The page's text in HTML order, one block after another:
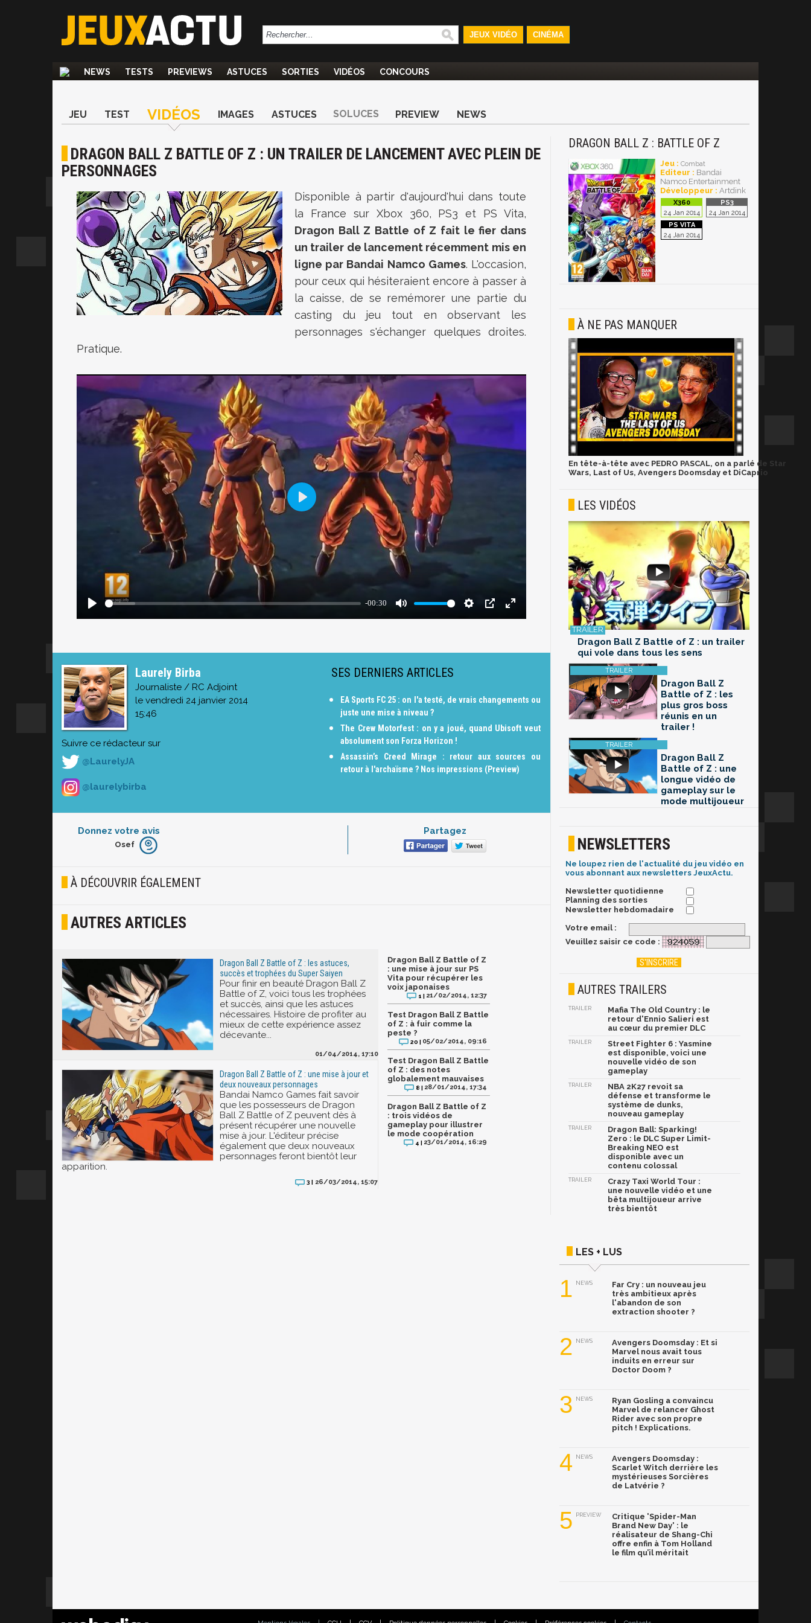
JEUX VIDÉO CINÉMA
NEWS TESTS PREVIEWS ASTUCES SORTIES VIDÉOS CONCOURS
JEU TEST VIDÉOS IMAGES ASTUCES SOLUCES PREVIEW NEWS
DRAGON BALL Z BATTLE OF Z : UN TRAILER DE LANCEMENT AVEC PLEIN DE
PERSONNAGES
Disponible à partir d'aujourd'hui dans toute
la France sur Xbox 360, PS3 et PS Vita,
Dragon Ball Z Battle of Z fait le fier dans
un trailer de lancement récemment mis en
ligne par Bandai Namco Games. L'occasion,
pour ceux qui hésiteraient encore à passer à
la caisse, de se remémorer une partie du
casting du jeu tout en observant les
personnages s'échanger quelques droites.
Pratique.
Laurely Birba
Journaliste / RC Adjoint
le vendredi 24 janvier 2014
15:46
Suivre ce rédacteur sur
@LaurelyJA
@laurelybirba
SES DERNIERS ARTICLES
EA Sports FC 25 : on l'a testé, de vrais changements ou
juste une mise à niveau ?
The Crew Motorfest : on y a joué, quand Ubisoft veut
absolument son Forza Horizon !
Assassin’s Creed Mirage : retour aux sources ou
retour à l'archaïsme ? Nos impressions (Preview)
Donnez votre avis
Furieux
Joyeux
Osef
Partagez
À DÉCOUVRIR ÉGALEMENT
AUTRES ARTICLES
Dragon Ball Z Battle of Z : les astuces,
succès et trophées du Super Saiyen
Pour finir en beauté Dragon Ball Z
Battle of Z, voici tous les trophées
et succès, ainsi que les astuces
nécessaires. Histoire de profiter au
mieux de cette expérience assez
décevante...
01/04/2014, 17:10
Dragon Ball Z Battle of Z : une mise à jour et
deux nouveaux personnages
Bandai Namco Games fait savoir
que les possesseurs de Dragon
Ball Z Battle of Z peuvent dès à
présent récupérer une nouvelle
mise à jour. L'éditeur précise
également que deux nouveaux
personnages feront bientôt leur
apparition.
3 | 26/03/2014, 15:07
Dragon Ball Z Battle of Z
: une mise à jour sur PS
Vita pour récupérer les
voix japonaises
1 | 21/02/2014, 12:37
Test Dragon Ball Z Battle
of Z : à fuir comme la
peste ?
20 | 05/02/2014, 09:16
Test Dragon Ball Z Battle
of Z : des notes
globalement mauvaises
8 | 28/01/2014, 17:34
Dragon Ball Z Battle of Z
: trois vidéos de
gameplay pour illustrer
le mode coopération
4 | 23/01/2014, 16:29
DRAGON BALL Z : BATTLE OF Z
Jeu : Combat
Editeur : Bandai
Namco Entertainment
Développeur : Artdink
24 Jan 2014 24 Jan 2014
24 Jan 2014
À NE PAS MANQUER
En tête-à-tête avec PEDRO PASCAL, on a parlé de Star
Wars, Last of Us, Avengers Doomsday et DiCaprio
LES VIDÉOS
Dragon Ball Z Battle of Z : un trailer
qui vole dans tous les sens
Dragon Ball Z
Battle of Z : les
plus gros boss
réunis en un
trailer !
Dragon Ball Z
Battle of Z : une
longue vidéo de
gameplay sur le
mode multijoueur
NEWSLETTERS
Ne loupez rien de l'actualité du jeu vidéo en
vous abonnant aux newsletters JeuxActu.
Newsletter quotidienne
Planning des sorties
Newsletter hebdomadaire
Votre email :
Veuillez saisir ce code :
AUTRES TRAILERS
TRAILER
Mafia The Old Country : le
retour d'Ennio Salieri est
au cœur du premier DLC
TRAILER
Street Fighter 6 : Yasmine
est disponible, voici une
nouvelle vidéo de son
gameplay
TRAILER
NBA 2K27 revoit sa
défense et transforme le
système de dunks,
nouveau gameplay
TRAILER
Dragon Ball: Sparking!
Zero : le DLC Super Limit-
Breaking NEO est
disponible avec un
contenu colossal
TRAILER
Crazy Taxi World Tour :
une nouvelle vidéo et une
bêta multijoueur arrive
très bientôt
LES + LUS
1 NEWS
Far Cry : un nouveau jeu
très ambitieux après
l'abandon de son
extraction shooter ?
2 NEWS
Avengers Doomsday : Et si
Marvel nous avait tous
induits en erreur sur
Doctor Doom ?
3 NEWS
Ryan Gosling a convaincu
Marvel de relancer Ghost
Rider avec son propre
pitch ! Explications.
4 NEWS
Avengers Doomsday :
Scarlet Witch derrière les
mystérieuses Sorcières
de Latvérie ?
5 PREVIEW
Critique 'Spider-Man
Brand New Day' : le
réalisateur de Shang-Chi
offre enfin à Tom Holland
le film qu’il méritait